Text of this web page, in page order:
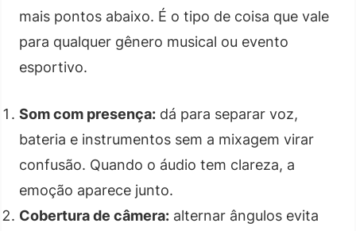
mais pontos abaixo. É o tipo de coisa que vale
para qualquer gênero musical ou evento
esportivo.
Som com presença: dá para separar voz,
bateria e instrumentos sem a mixagem virar
confusão. Quando o áudio tem clareza, a
emoção aparece junto.
Cobertura de câmera: alternar ângulos evita